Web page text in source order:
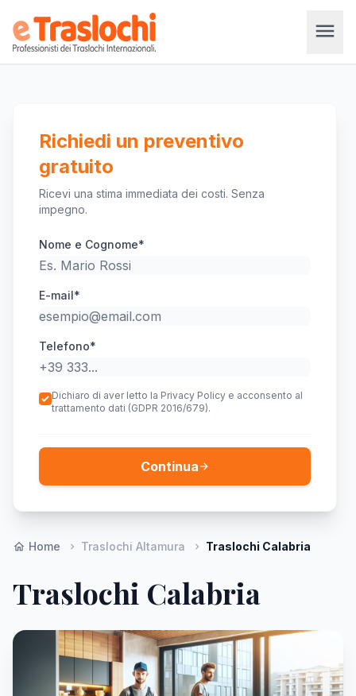
menu
Richiedi un preventivo
gratuito
Ricevi una stima immediata dei costi. Senza
impegno.
Nome e Cognome*
E-mail*
Telefono*
Dichiaro di aver letto la Privacy Policy e acconsento al
trattamento dati (GDPR 2016/679).
Continua arrow_forward
home Home chevron_right Traslochi Altamura chevron_right Traslochi Calabria
Traslochi Calabria